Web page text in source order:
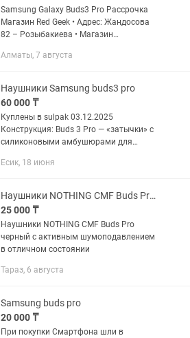
Samsung Galaxy Buds3 Pro Рассрочка
Магазин Red Geek • Адрес: Жандосова
82 – Розыбакиева • Магазин
Рассрочка 0-0-12 • Официальная
Алматы, 7 августа
Наушники Samsung buds3 pro
60 000 ₸
Куплены в sulpak 03.12.2025
Конструкция: Buds 3 Pro — «затычки» с
силиконовыми амбушюрами для
имеет двухполосный динамик (НЧ +
Есик, 18 июня
Наушники NOTHING CMF Buds Pro черный с активным шумоподавлением
25 000 ₸
Наушники NOTHING CMF Buds Pro
черный с активным шумоподавлением
в отличном состоянии
Тараз, 6 августа
Samsung buds pro
20 000 ₸
При покупки Смартфона шли в